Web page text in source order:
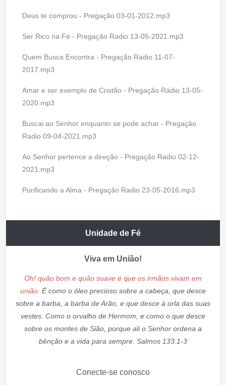
Deus te comprou - Pregação 03-01-2012.mp3
Ser Rico na Fé - Pregação Radio 13-05-2021.mp3
Quem Busca Encontra - Pregação Radio 11-07-
2017.mp3
Amar e ser exemplo de Cristão - Pregação Rádio 13-05-
2020.mp3
Buscai ao Senhor enquanto se pode achar - Pregação
Radio 09-04-2021.mp3
Ao Senhor pertence a direção - Pregação Radio 02-12-
2021.mp3
Purificando a Alma - Pregação Radio 23-05-2016.mp3
Unidade de Fé
Viva em União!
Oh! quão bom e quão suave é que os irmãos vivam em
união. É como o óleo precioso sobre a cabeça, que desce
sobre a barba, a barba de Arão, e que desce à orla das suas
vestes. Como o orvalho de Hermom, e como o que desce
sobre os montes de Sião, porque ali o Senhor ordena a
bênção e a vida para sempre. Salmos 133:1-3
Conecte-se conosco